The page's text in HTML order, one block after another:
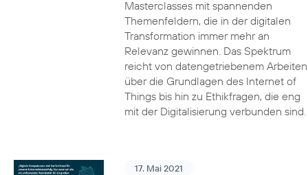
Masterclasses mit spannenden
Themenfeldern, die in der digitalen
Transformation immer mehr an
Relevanz gewinnen. Das Spektrum
reicht von datengetriebenem Arbeiten
über die Grundlagen des Internet of
Things bis hin zu Ethikfragen, die eng
mit der Digitalisierung verbunden sind.
17. Mai 2021